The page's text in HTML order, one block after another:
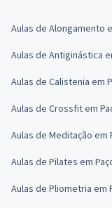
Aulas de Alongamento
Aulas de Antiginástica
Aulas de Calistenia em
Aulas de Crossfit em
Aulas de Meditação em
Aulas de Pilates em
Aulas de Pliometria em